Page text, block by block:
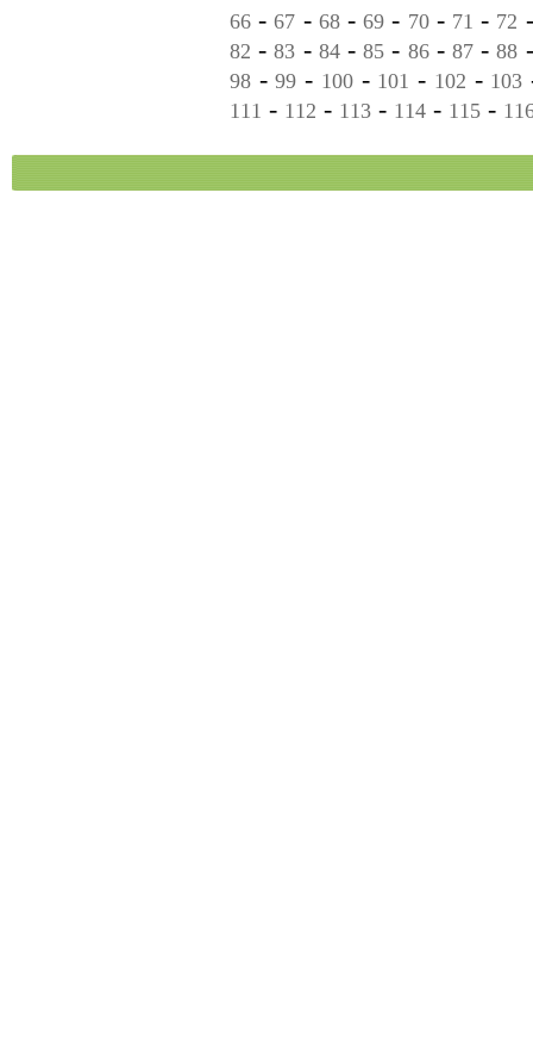
66 -67 - 68-69 - 70- 71 - 72
82 -83 - 84-85 - 86- 87-88
98 -99 - 100- 101 - 102 - 103
111 - 112 - 113 - 114 - 115 -